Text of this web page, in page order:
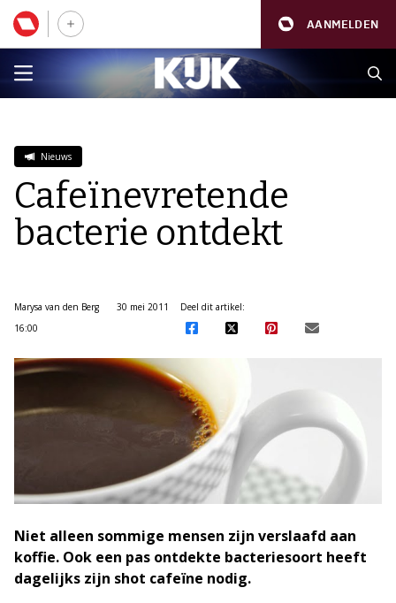
AANMELDEN
Nieuws
Cafeïnevretende
bacterie ontdekt
Marysa van den Berg
30 mei 2011
16:00
Deel dit artikel:
Niet alleen sommige mensen zijn verslaafd aan
koffie. Ook een pas ontdekte bacteriesoort heeft
dagelijks zijn shot cafeïne nodig.